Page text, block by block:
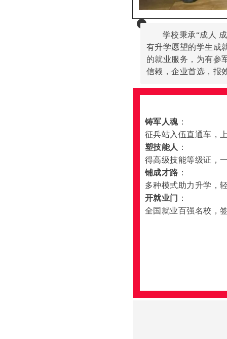
学校秉承“成人
有升学愿望的学生成
的就业服务，为有参
信赖，企业首选，报
铸军人魂：
征兵站入伍直通车，
塑技能人 ：
得高级技能等级证，
铺成才路 ：
多种模式助力升学，
开就业门
：
全国就业百强名校，